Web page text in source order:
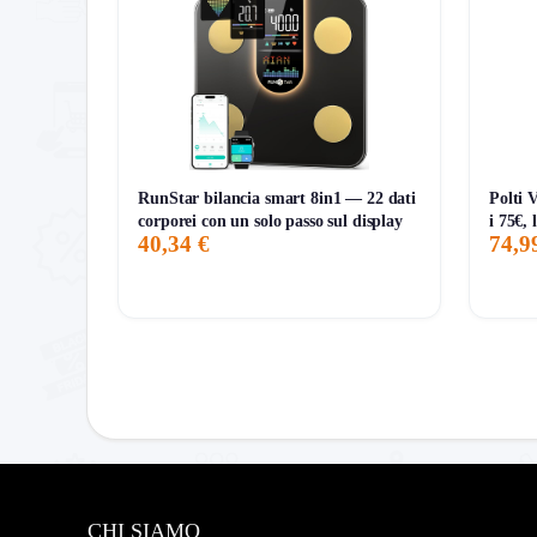
RunStar bilancia smart 8in1 — 22 dati
corporei con un solo passo sul display
40,34 €
Polti
i 75€,
CHI SIAMO